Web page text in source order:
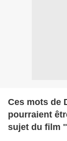
Ces mots de
pourraient
sujet du film